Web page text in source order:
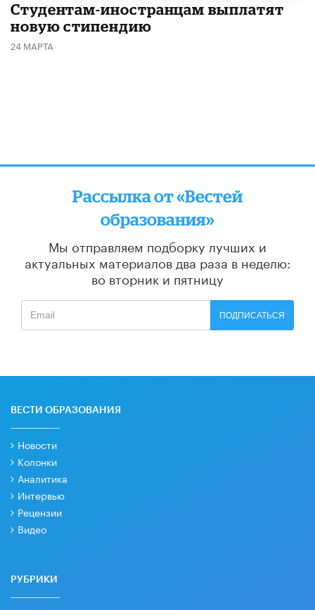
Студентам-иностранцам выплатят
новую стипендию
24 МАРТА
Рассылка от «Вестей
образования»
Мы отправляем подборку лучших и
актуальных материалов два раза в неделю:
во вторник и пятницу
ПОДПИСАТЬСЯ
ВЕСТИ ОБРАЗОВАНИЯ
Новости
Колонки
Аналитика
Интервью
Рецензии
Видео
РУБРИКИ